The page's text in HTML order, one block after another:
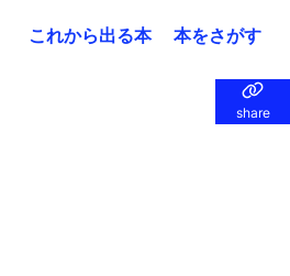
これから出る本 本をさがす
share
share